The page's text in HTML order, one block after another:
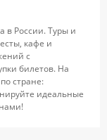
в России. Туры и
кафе и
с
билетов. На
стране:
идеальные